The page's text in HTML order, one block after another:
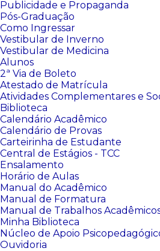
Publicidade e Propaganda
Pós-Graduação
Como Ingressar
Vestibular de Inverno
Vestibular de Medicina
Alunos
2ª Via de Boleto
Atestado de Matrícula
Atividades Complementares e
Biblioteca
Calendário Acadêmico
Calendário de Provas
Carteirinha de Estudante
Central de Estágios - TCC
Ensalamento
Horário de Aulas
Manual do Acadêmico
Manual de Formatura
Manual de Trabalhos
Minha Biblioteca
Núcleo de Apoio
Ouvidoria